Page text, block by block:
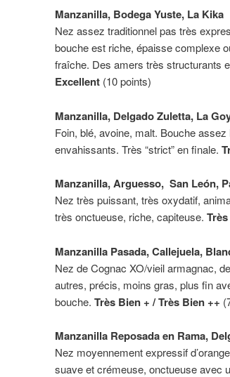
Manzanilla, Bodega Yuste, La Kika
Nez assez traditionnel pas très
bouche est riche, épaisse complexe
fraîche. Des amers très structurants
Excellent(10 points)
Manzanilla, Delgado Zuletta, La
Foin, blé, avoine, malt. Bouche
envahissants. Très “strict” en finale.
Manzanilla, Arguesso, San León,
Nez très puissant, très oxydatif,
très onctueuse, riche, capiteuse.
Manzanilla Pasada, Callejuela,
Nez de Cognac XO/vieil armagnac,
autres, précis, moins gras, plus fin
bouche. Très Bien + / Très Bien ++
Manzanilla Reposada en Rama,
Nez moyennement expressif
suave et crémeuse, onctueuse avec